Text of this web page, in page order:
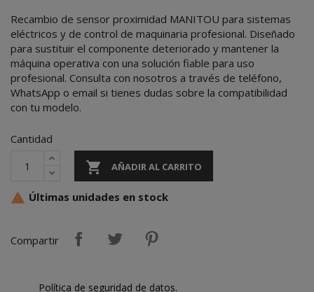
Recambio de sensor proximidad MANITOU para sistemas
eléctricos y de control de maquinaria profesional. Diseñado
para sustituir el componente deteriorado y mantener la
máquina operativa con una solución fiable para uso
profesional. Consulta con nosotros a través de teléfono,
WhatsApp o email si tienes dudas sobre la compatibilidad
con tu modelo.
Cantidad
 AÑADIR AL CARRITO
 Últimas unidades en stock
Compartir
Política de seguridad de datos.